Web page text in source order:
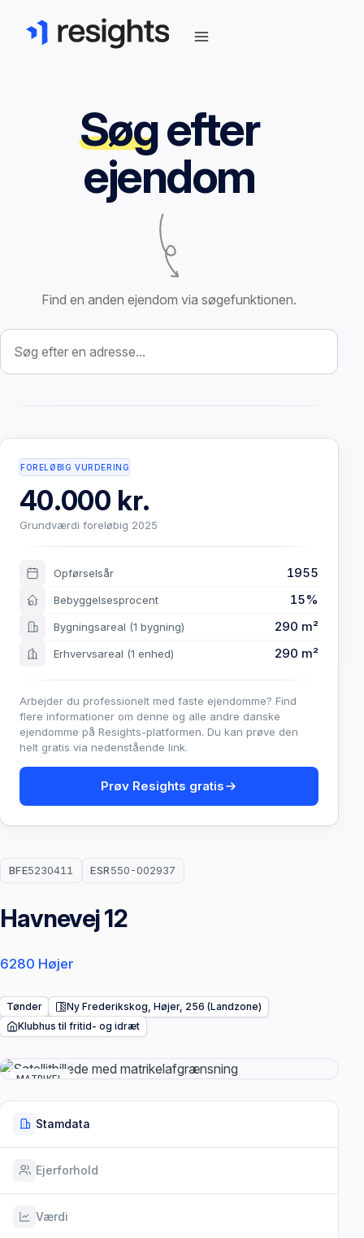
Søgefter
ejendom
Find en anden ejendom via søgefunktionen.
Søg efter ejendom
BFE5230411 ESR550-002937
Havnevej 12
6280 Højer
Tønder
Ny Frederikskog, Højer, 256 (Landzone)
Klubhus til fritid- og idræt
MATRIKEL
Stamdata
Ejerforhold
Værdi
FORELØBIG VURDERING
40.000 kr.
Grundværdi foreløbig 2025
Opførselsår 1955
Bebyggelsesprocent 15%
Bygningsareal (1 bygning) 290 m²
Erhvervsareal (1 enhed) 290 m²
Arbejder du professionelt med faste ejendomme? Find
flere informationer om denne og alle andre danske
ejendomme på Resights-platformen. Du kan prøve den
helt gratis via nedenstående link.
Prøv Resights gratis